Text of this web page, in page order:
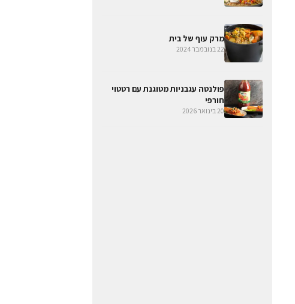
מרק עוף של בית
22 בנובמבר 2024
פולנטה עגבניות מטוגנת עם רטטוי
חורפי
20 בינואר 2026